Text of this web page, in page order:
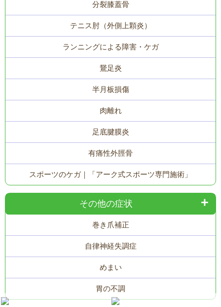
分裂膝蓋骨
テニス肘（外側上顆炎）
ランニングによる障害・ケガ
鵞足炎
半月板損傷
肉離れ
足底腱膜炎
有痛性外脛骨
スポーツのケガ｜「アーク式スポーツ専門施術」
その他の症状
巻き爪補正
自律神経失調症
めまい
胃の不調